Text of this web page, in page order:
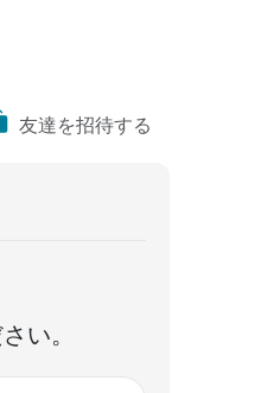
友達を招待する
い。